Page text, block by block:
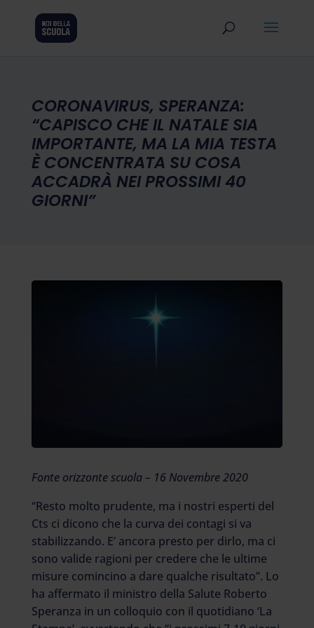
CORONAVIRUS, SPERANZA:
“CAPISCO CHE IL NATALE SIA
IMPORTANTE, MA LA MIA TESTA
È CONCENTRATA SU COSA
ACCADRÀ NEI PROSSIMI 40
GIORNI”
Fonte orizzonte scuola – 16 Novembre 2020
“Resto molto prudente, ma i nostri esperti del
Cts ci dicono che la curva dei contagi si va
stabilizzando. E’ ancora presto per dirlo, ma ci
sono valide ragioni per credere che le ultime
misure comincino a dare qualche risultato”. Lo
ha affermato il ministro della Salute Roberto
Speranza in un colloquio con il quotidiano ‘La